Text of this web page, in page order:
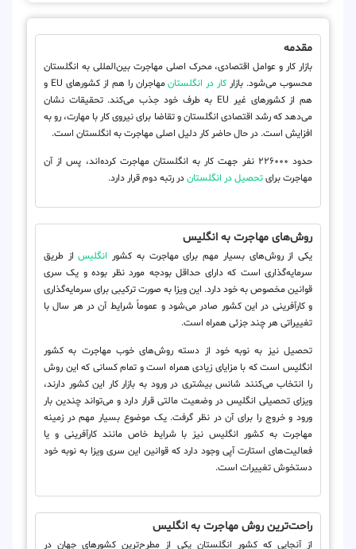
مقدمه
بازار کار و عوامل اقتصادی، محرک اصلی مهاجرت بین‌المللی به انگلستان
محسوب می‌شود. بازار کار در انگلستان
مهاجران را هم از کشورهای EU و
هم از کشورهای غیر EU به طرف خود جذب می‌کند. تحقیقات نشان
می‌دهد که رشد اقتصادی انگلستان و تقاضا برای نیروی کار با مهارت، رو به
افزایش است. در حال حاضر کار دلیل اصلی مهاجرت به انگلستان است.
حدود ۲۲۶۰۰۰ نفر جهت کار به انگلستان مهاجرت کرده‌اند، پس از آن
مهاجرت برایتحصیل در انگلستاندر رتبه دوم قرار دارد.
روش‌‌های مهاجرت به انگلیس
یکی از روش‌های بسیار مهم برای مهاجرت به کشور انگلیس از طریق
سرمایه‌گذاری است که دارای حداقل بودجه مورد نظر بوده و یک سری
قوانین مخصوص به خود دارد. این ویزا به صورت ترکیبی برای سرمایه‌گذاری
و کارآفرینی در این کشور صادر می‌شود و عموماً شرایط آن در هر سال با
تغییراتی هر چند جزئی همراه است.
تحصیل نیز به نوبه خود از دسته روش‌های خوب مهاجرت به کشور
انگلیس است که با مزایای زیادی همراه است و تمام کسانی که این روش
را انتخاب می‌کنند شانس بیشتری در ورود به بازار کار این کشور دارند،
ویزای تحصیلی انگلیس در وضعیت مالتی قرار دارد و می‌تواند چندین بار
ورود و خروج را برای آن در نظر گرفت. یک موضوع بسیار مهم در زمینه
مهاجرت به کشور انگلیس نیز با شرایط خاص مانند کارآفرینی و یا
فعالیت‌های استارت آپی وجود دارد که قوانین این سری ویزا به نوبه خود
دستخوش تغییرات است.
راحت‌ترین روش مهاجرت به انگلیس
از آنجایی که کشور انگلستان یکی از مطرح‌ترین کشورهای جهان در